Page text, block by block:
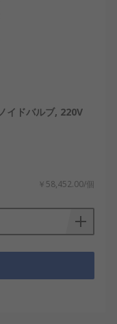
イドバルブ, 220V
￥58,452.00/個